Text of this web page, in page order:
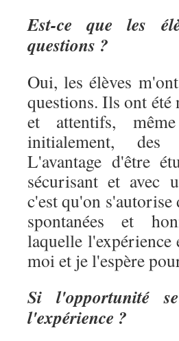
Est-ce que les
questions ?
Oui, les élèves
questions. Ils ont été
et attentifs,
initialement,
L'avantage d'être
sécurisant et avec
c'est qu'on s'autorise
spontanées et
laquelle l'expérience
moi et je l'espère
Si l'opportunité
l'expérience ?